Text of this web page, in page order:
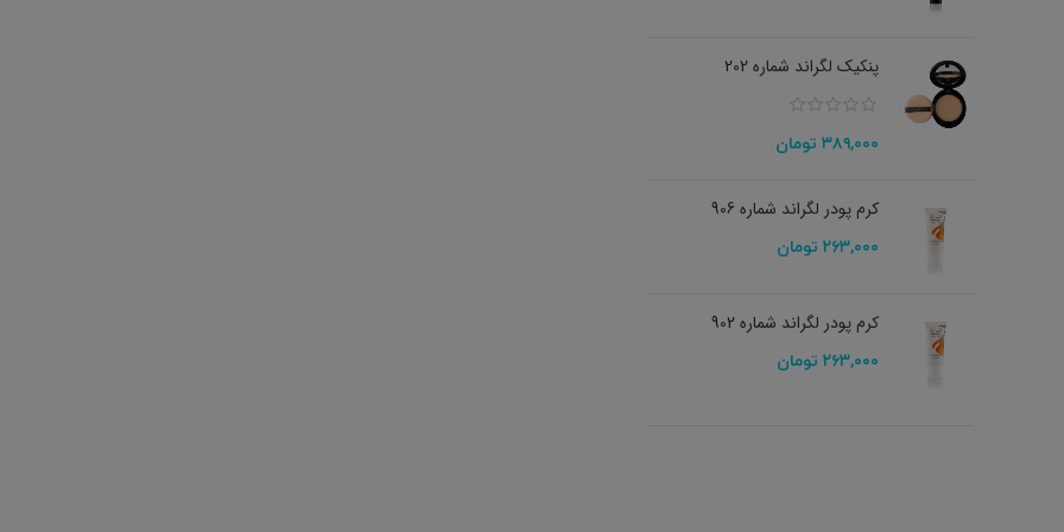
پنکیک لگراند شماره 202
۳۸۹,۰۰۰ تومان
کرم پودر لگراند شماره 906
۲۶۳,۰۰۰ تومان
کرم پودر لگراند شماره 902
۲۶۳,۰۰۰ تومان